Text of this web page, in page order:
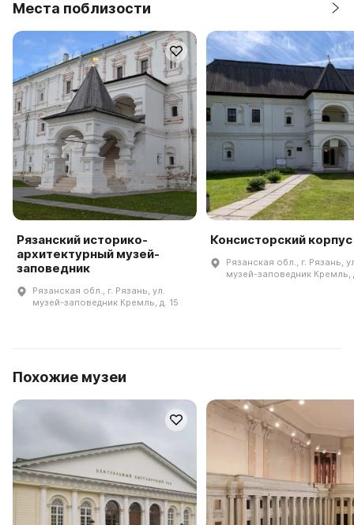
Места поблизости
Рязанский историко-
архитектурный музей-
заповедник
Рязанская обл., г. Рязань, ул.
музей-заповедник Кремль, д. 15
Консисторский корпус
Рязанская обл., г. Рязань,
музей-заповедник Кремль,
Похожие музеи